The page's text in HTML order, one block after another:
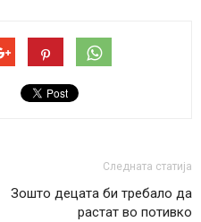
Следната статија
Зошто децата би требало да
растат во потивко